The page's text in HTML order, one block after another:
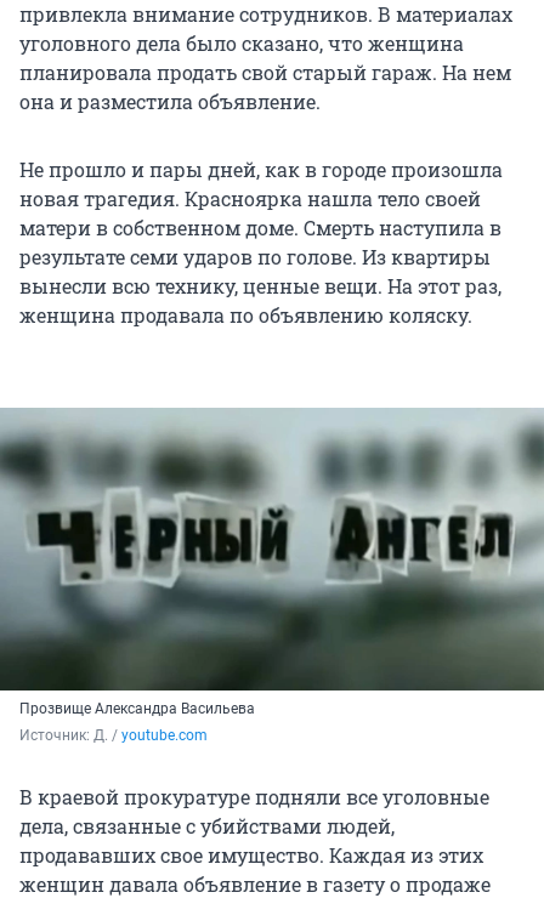
привлекла внимание сотрудников. В материалах
уголовного дела было сказано, что женщина
планировала продать свой старый гараж. На нем
она и разместила объявление.
Не прошло и пары дней, как в городе произошла
новая трагедия. Красноярка нашла тело своей
матери в собственном доме. Смерть наступила в
результате семи ударов по голове. Из квартиры
вынесли всю технику, ценные вещи. На этот раз,
женщина продавала по объявлению коляску.
Прозвище Александра Васильева
Источник: Д. / youtube.com
В краевой прокуратуре подняли все уголовные
дела, связанные с убийствами людей,
продававших свое имущество. Каждая из этих
женщин давала объявление в газету о продаже